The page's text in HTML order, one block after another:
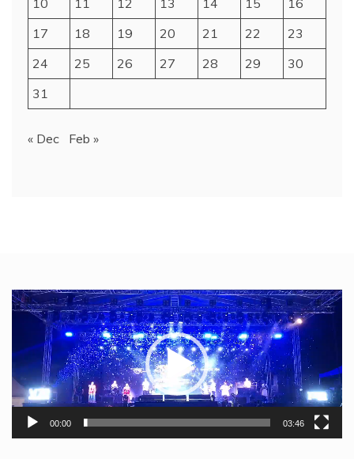
17
18 19 20 21 22
23
24
25 26 27 28 29
30
31
« Dec Feb »
Video
Player
00:00 03:46